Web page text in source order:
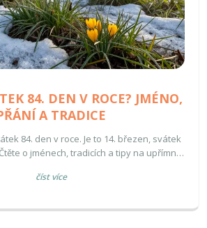
84. DEN V ROCE? JMÉNO,
A TRADICE
84. den v roce. Je to 14. březen, svátek
o jménech, tradicích a tipy na upřímná
číst více